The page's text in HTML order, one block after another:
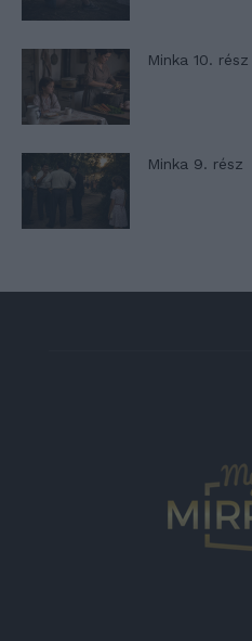
Minka 10. rész
Minka 9. rész